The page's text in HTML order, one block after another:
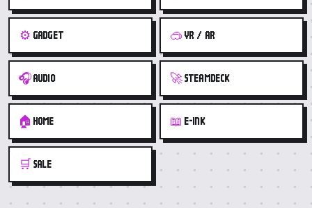
⚙️ GADGET 🥽 VR / AR
🎧 AUDIO 🚀 STEAMDECK
🏠 HOME 📖 E-INK
🛒 SALE